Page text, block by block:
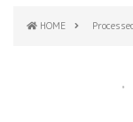
HOME